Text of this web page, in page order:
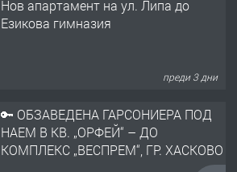
Нов апартамент на ул. Липа до
Езикова гимназия
преди 3 дни
🔑 ОБЗАВЕДЕНА ГАРСОНИЕРА ПОД
НАЕМ В КВ. „ОРФЕЙ“ – ДО
КОМПЛЕКС „ВЕСПРЕМ“, ГР. ХАСКОВО